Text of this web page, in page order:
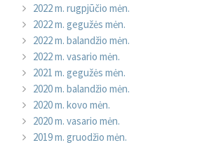
2022 m. rugpjūčio mėn.
2022 m. gegužės mėn.
2022 m. balandžio mėn.
2022 m. vasario mėn.
2021 m. gegužės mėn.
2020 m. balandžio mėn.
2020 m. kovo mėn.
2020 m. vasario mėn.
2019 m. gruodžio mėn.